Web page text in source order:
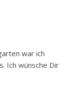
war ich
Ich wünsche Dir